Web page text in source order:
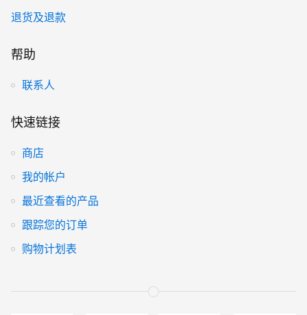
退货及退款
帮助
联系人
快速链接
商店
我的帐户
最近查看的产品
跟踪您的订单
购物计划表